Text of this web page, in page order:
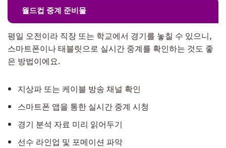
월드컵 중계 준비물
평일 오전이라 직장 또는 학교에서 경기를 놓칠 수 있으니,
스마트폰이나 태블릿으로 실시간 중계를 확인하는 것도 좋
은 방법이에요.
지상파 또는 케이블 방송 채널 확인
스마트폰 앱을 통한 실시간 중계 시청
경기 분석 자료 미리 읽어두기
선수 라인업 및 포메이션 파악